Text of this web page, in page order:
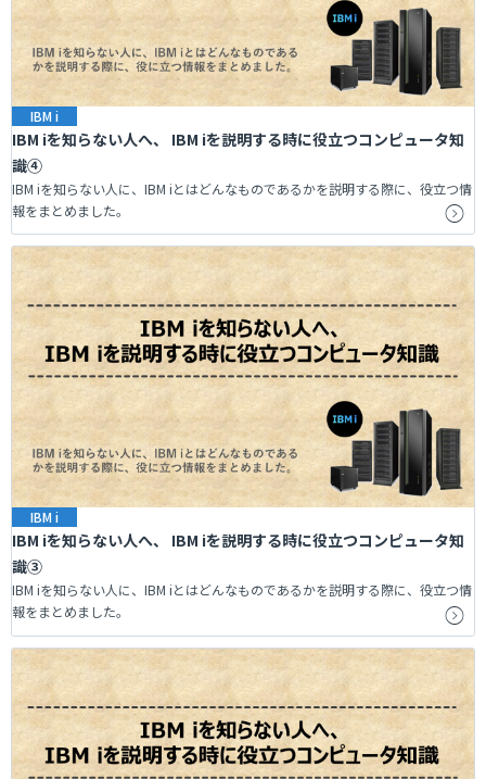
IBM i
IBM iを知らない人へ、 IBM iを説明する時に役立つコンピュータ知
識④
IBM iを知らない人に、IBM iとはどんなものであるかを説明する際に、役立つ情
報をまとめました。
IBM i
IBM iを知らない人へ、 IBM iを説明する時に役立つコンピュータ知
識③
IBM iを知らない人に、IBM iとはどんなものであるかを説明する際に、役立つ情
報をまとめました。